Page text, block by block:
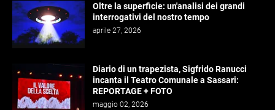
Oltre la superficie: un'analisi dei grandi
interrogativi del nostro tempo
aprile 27, 2026
Diario di un trapezista, Sigfrido Ranucci
incanta il Teatro Comunale a Sassari:
REPORTAGE + FOTO
maggio 02, 2026